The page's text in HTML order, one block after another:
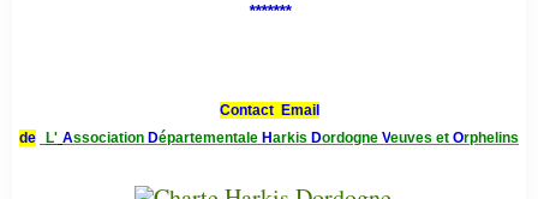
*******
Contact Email
de
L' Association Départementale Harkis Dordogne Veuves et Orphelins